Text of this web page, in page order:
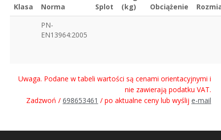
Klasa Norma Splot
(kg)
Obciążenie
PN-
EN13964:2005
Uwaga. Podane w tabeli wartości są cenami orientacyjnymi i
nie zawierają podatku VAT.
Zadzwoń / 698653461 / po aktualne ceny lub wyślij e-mail